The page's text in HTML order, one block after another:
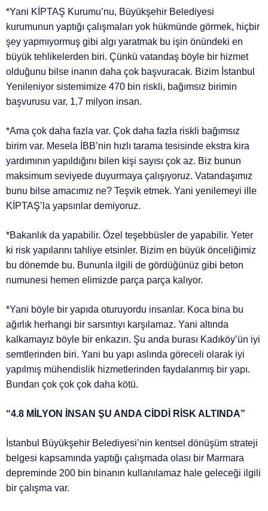
*Yani KİPTAŞ Kurumu’nu, Büyükşehir Belediyesi
kurumunun yaptığı çalışmaları yok hükmünde görmek, hiçbir
şey yapmıyormuş gibi algı yaratmak bu işin önündeki en
büyük tehlikelerden biri. Çünkü vatandaş böyle bir hizmet
olduğunu bilse inanın daha çok başvuracak. Bizim İstanbul
Yenileniyor sistemimize 470 bin riskli, bağımsız birimin
başvurusu var, 1,7 milyon insan.
*Ama çok daha fazla var. Çok daha fazla riskli bağımsız
birim var. Mesela İBB’nin hızlı tarama tesisinde ekstra kira
yardımının yapıldığını bilen kişi sayısı çok az. Biz bunun
maksimum seviyede duyurmaya çalışıyoruz. Vatandaşımız
bunu bilse amacımız ne? Teşvik etmek. Yani yenilemeyi ille
KİPTAŞ’la yapsınlar demiyoruz.
*Bakanlık da yapabilir. Özel teşebbüsler de yapabilir. Yeter
ki risk yapılarını tahliye etsinler. Bizim en büyük önceliğimiz
bu dönemde bu. Bununla ilgili de gördüğünüz gibi beton
numunesi hemen elimizde parça parça kalıyor.
*Yani böyle bir yapıda oturuyordu insanlar. Koca bina bu
ağırlık herhangi bir sarsıntıyı karşılamaz. Yani altında
kalkamayız böyle bir enkazın. Şu anda burası Kadıköy’ün iyi
semtlerinden biri. Yani bu yapı aslında göreceli olarak iyi
yapılmış mühendislik hizmetlerinden faydalanmış bir yapı.
Bundan çok çok çok daha kötü.
“4.8 MİLYON İNSAN ŞU ANDA CİDDİ RİSK ALTINDA”
İstanbul Büyükşehir Belediyesi’nin kentsel dönüşüm strateji
belgesi kapsamında yaptığı çalışmada olası bir Marmara
depreminde 200 bin binanın kullanılamaz hale geleceği ilgili
bir çalışma var.